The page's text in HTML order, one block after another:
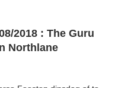
2018 : The Guru
Northlane